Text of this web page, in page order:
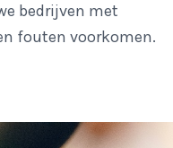
bedrijven met
fouten voorkomen.